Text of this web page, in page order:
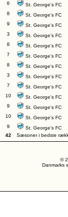
6
St. George's FC
8
St. George's FC
9
St. George's FC
3
St. George's FC
8
St. George's FC
7
St. George's FC
8
St. George's FC
3
St. George's FC
7
St. George's FC
10
St. George's FC
9
St. George's FC
10
St. George's FC
9
St. George's FC
42
Sæsoner i bedste
©
Danmarks